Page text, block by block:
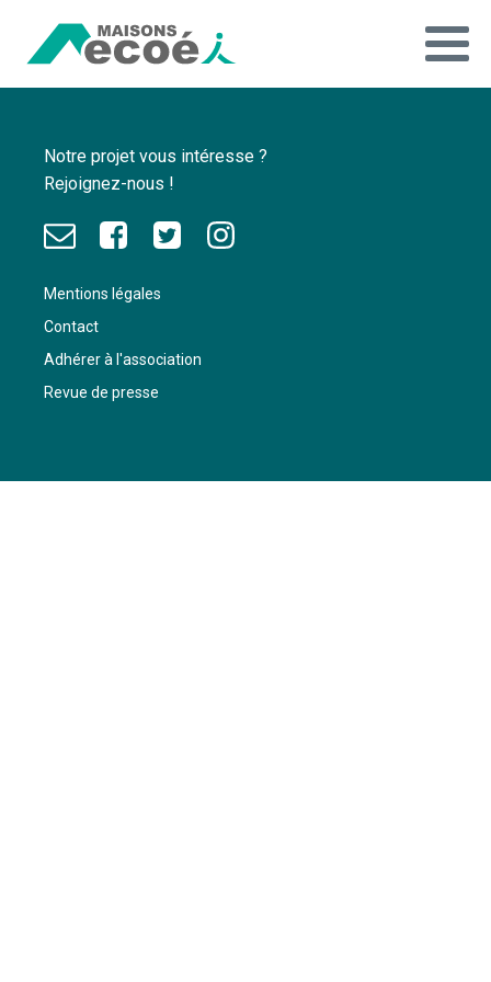
Notre projet vous intéresse ?
Rejoignez-nous !
Mentions légales
Contact
Adhérer à l'association
Revue de presse